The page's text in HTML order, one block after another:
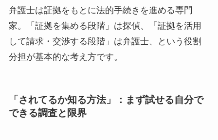
弁護士は証拠をもとに法的手続きを進める専門
家。「証拠を集める段階」は探偵、「証拠を活用
して請求・交渉する段階」は弁護士、という役割
分担が基本的な考え方です。
「されてるか知る方法」：まず試せる自分で
できる調査と限界